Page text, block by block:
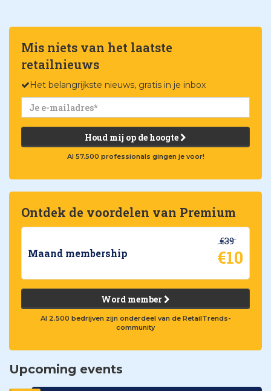
Mis niets van het laatste
retailnieuws
Het belangrijkste nieuws, gratis in je inbox
Houd mij op de hoogte
Al 57.500 professionals gingen je voor!
Ontdek de voordelen van Premium
Maand membership
€39
€10
Word member
Al 2.500 bedrijven zijn onderdeel van de RetailTrends-
community
Upcoming events